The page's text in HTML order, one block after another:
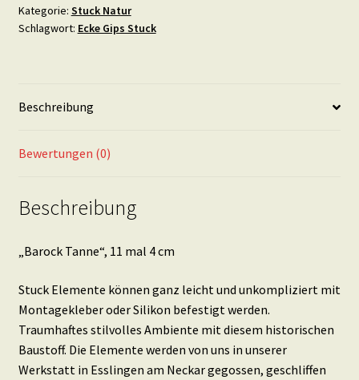
4
cm
Kategorie: Stuck Natur
Schlagwort: Ecke Gips Stuck
Beschreibung
Bewertungen (0)
Beschreibung
„Barock Tanne“, 11 mal 4 cm
Stuck Elemente können ganz leicht und unkompliziert mit
Montagekleber oder Silikon befestigt werden.
Traumhaftes stilvolles Ambiente mit diesem historischen
Baustoff. Die Elemente werden von uns in unserer
Werkstatt in Esslingen am Neckar gegossen, geschliffen